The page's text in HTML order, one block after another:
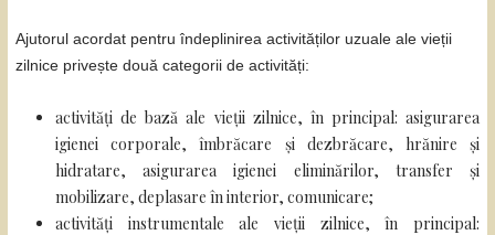
Ajutorul acordat pentru îndeplinirea activităților uzuale ale vieții
zilnice privește două categorii de activități:
activități de bază ale vieții zilnice, în principal: asigurarea
igienei corporale, îmbrăcare și dezbrăcare, hrănire și
hidratare, asigurarea igienei eliminărilor, transfer și
mobilizare, deplasare în interior, comunicare;
activități instrumentale ale vieții zilnice, în principal: